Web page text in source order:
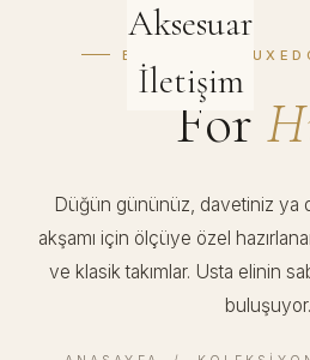
Aksesuar
İletişim
BESPOKE ·
For
Düğün gününüz, davetiniz ya
akşamı için ölçüye özel
ve klasik takımlar. Usta elinin
buluşuyor.